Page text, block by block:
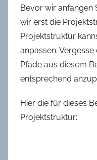
Bevor wir anfangen
wir erst die
Projektstruktur
anpassen.
Pfade aus diesem
entsprechend
Hier die für dieses
Projektstruktur: